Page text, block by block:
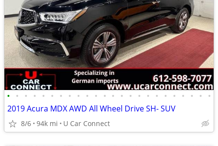
• • • • • • • • • • • • • • • • • • • • • • • •
2019 Acura MDX AWD All Wheel Drive SH- SUV
8/6 94k mi U Car Connect